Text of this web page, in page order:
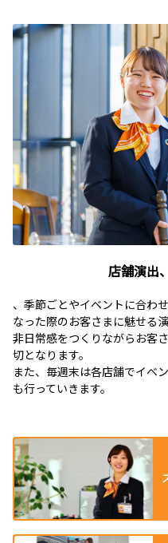
店舗演出
、季節ごとやイベントに合わ
なった際のお客さまに魅せる
非日常感をつくりながらお客
切となります。
また、毎週末は各店舗でイベ
も行っていきます。